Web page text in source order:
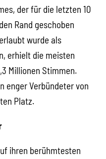
der für die letzten 10
Rand geschoben
wurde als
erhielt die meisten
Millionen Stimmen.
enger Verbündeter von
Platz.
ihren berühmtesten